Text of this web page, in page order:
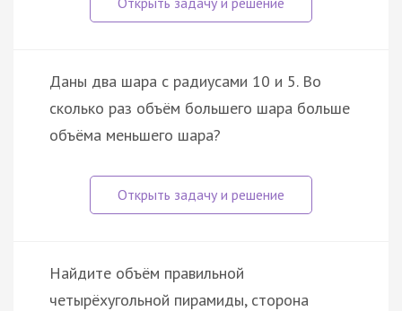
Даны два шара с радиусами 10 и 5. Во
сколько раз объём большего шара больше
объёма меньшего шара?
Найдите объём правильной
четырёхугольной пирамиды, сторона